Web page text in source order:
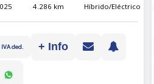
4.286 km Híbrido/Eléctrico
IVA ded. + Info